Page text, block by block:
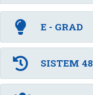
E - GRAD
SISTEM 48